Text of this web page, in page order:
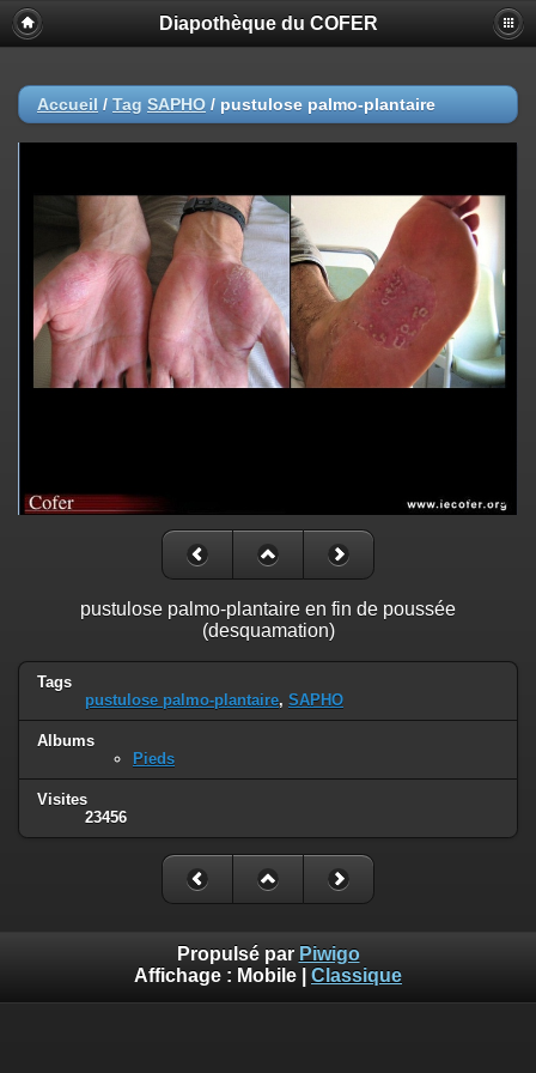
Diapothèque du COFER
Accueil / Tag SAPHO / pustulose palmo-plantaire
pustulose palmo-plantaire en fin de poussée
(desquamation)
Tags
pustulose palmo-plantaire, SAPHO
Albums
Pieds
Visites
23456
Propulsé par Piwigo
Affichage : Mobile Classique